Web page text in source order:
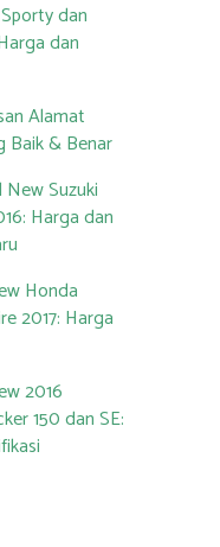
dan
dan
Alamat
Baik & Benar
Suzuki
Harga dan
Honda
2017: Harga
2016
150 dan SE: